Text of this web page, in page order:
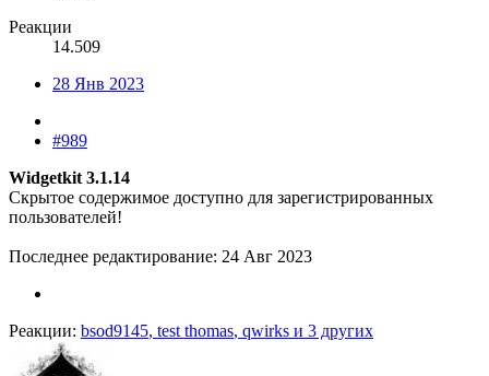
Реакции
14.509
28 Янв 2023
#989
Widgetkit 3.1.14
Скрытое содержимое доступно для зарегистрированных
пользователей!
Последнее редактирование: 24 Авг 2023
Реакции: bsod9145, test thomas, qwirks и 3 других